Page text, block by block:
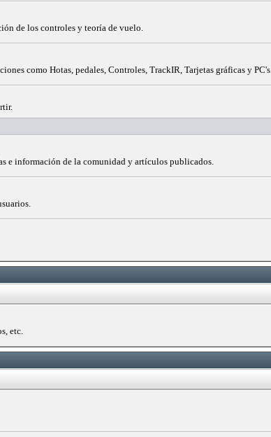
de los controles y teoría de vuelo.
como Hotas, pedales, Controles, TrackIR, Tarjetas gráficas y PC's.
e información de la comunidad y artículos publicados.
etc.